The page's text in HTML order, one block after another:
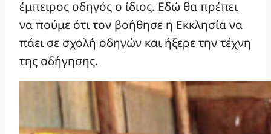
έμπειρος οδηγός ο ίδιος. Εδώ θα πρέπει
να πούμε ότι τον βοήθησε η Εκκλησία να
πάει σε σχολή οδηγών και ήξερε την τέχνη
της οδήγησης.